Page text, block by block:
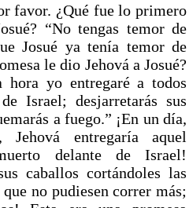
favor. ¿Qué fue lo primero
“No tengas temor de
Josué ya tenía temor de
le dio Jehová a Josué?
hora yo entregaré a todos
Israel; desjarretarás sus
a fuego.” ¡En un día,
entregaría aquel
delante de Israel!
caballos cortándoles las
no pudiesen correr más;